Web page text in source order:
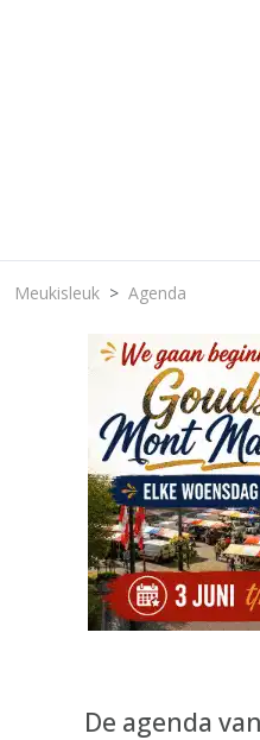
Meukisleuk Agenda
De agenda